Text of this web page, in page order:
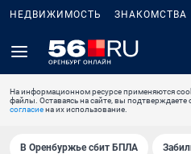
НЕДВИЖИМОСТЬ ЗНАКОМСТВА
На информационном ресурсе применяются
файлы. Оставаясь на сайте, вы подтверждаете
согласиена их использование.
В Оренбуржье сбит БПЛА